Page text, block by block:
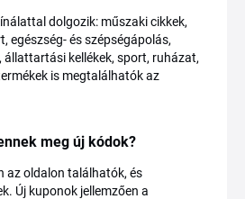
dolgozik: műszaki cikkek,
egészség- és szépségápolás,
állattartási kellékek, sport, ruházat,
is megtalálhatók az
meg új kódok?
az oldalon találhatók, és
Új kuponok jellemzően a